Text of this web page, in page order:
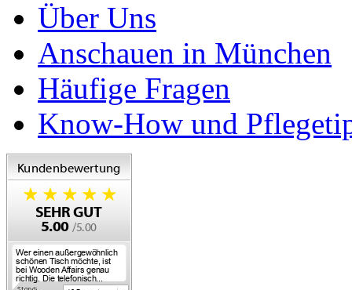
Über Uns
Anschauen in München
Häufige Fragen
Know-How und